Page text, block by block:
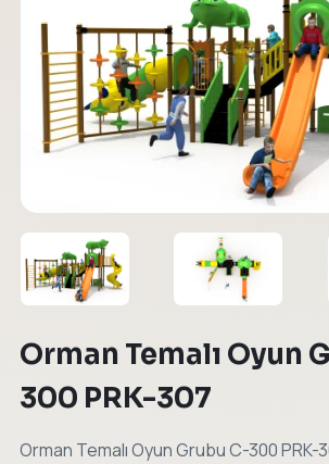
← →
Orman Temalı Oyun
300 PRK-307
Orman Temalı Oyun Grubu C-300 PRK-